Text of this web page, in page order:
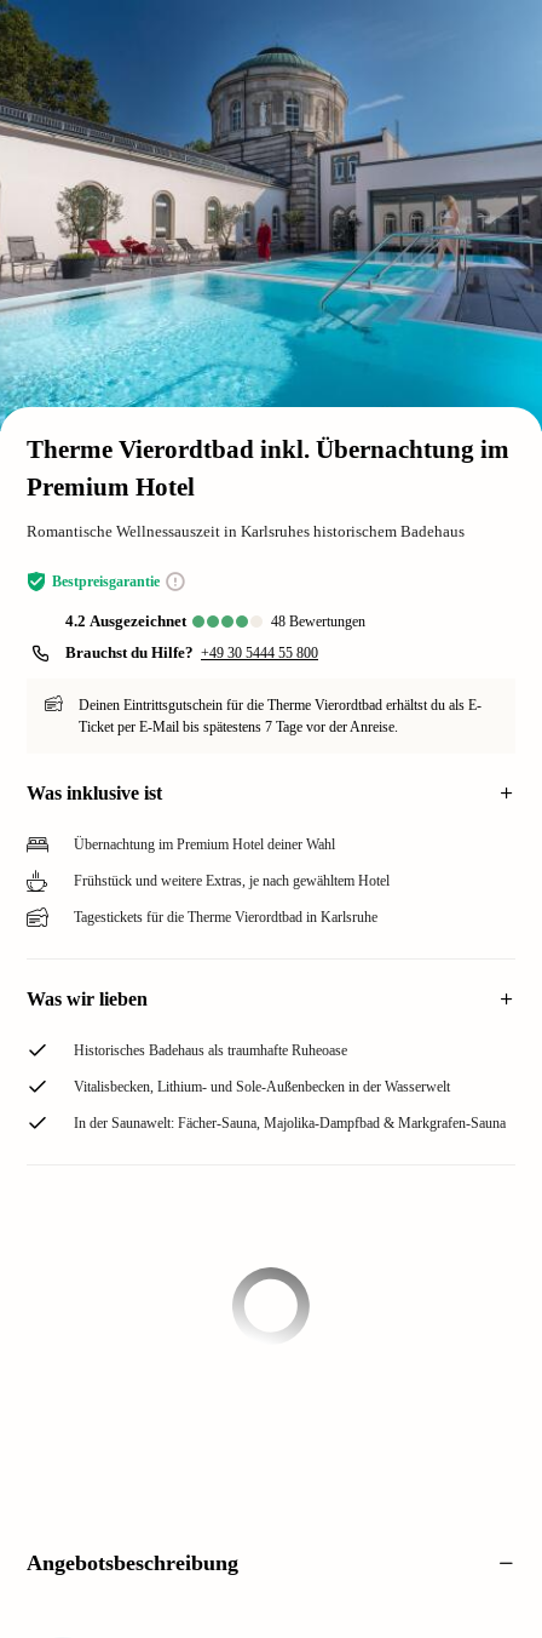
Therme Vierordtbad inkl. Übernachtung im
Premium Hotel
Romantische Wellnessauszeit in Karlsruhes historischem Badehaus
Bestpreisgarantie
4.2 ausgezeichnet 48 Bewertungen
Brauchst du Hilfe? +49 30 5444 55 800
Deinen Eintrittsgutschein für die Therme Vierordtbad erhältst du als E-
Ticket per E-Mail bis spätestens 7 Tage vor der Anreise.
Was inklusive ist
Übernachtung im Premium Hotel deiner Wahl
Frühstück und weitere Extras, je nach gewähltem Hotel
Tagestickets für die Therme Vierordtbad in Karlsruhe
Was wir lieben
Historisches Badehaus als traumhafte Ruheoase
Vitalisbecken, Lithium- und Sole-Außenbecken in der Wasserwelt
In der Saunawelt: Fächer-Sauna, Majolika-Dampfbad & Markgrafen-Sauna
Angebotsbeschreibung